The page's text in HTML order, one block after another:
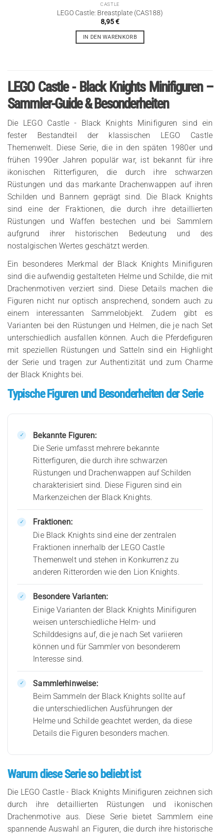
CASTLE
LEGO Castle: Breastplate (CAS188)
8,95€
IN DEN WARENKORB
LEGO Castle - Black Knights Minifiguren –
Sammler-Guide & Besonderheiten
Die LEGO Castle - Black Knights Minifiguren sind ein
fester Bestandteil der klassischen LEGO Castle
Themenwelt. Diese Serie, die in den späten 1980er und
frühen 1990er Jahren populär war, ist bekannt für ihre
ikonischen Ritterfiguren, die durch ihre schwarzen
Rüstungen und das markante Drachenwappen auf ihren
Schilden und Bannern geprägt sind. Die Black Knights
sind eine der Fraktionen, die durch ihre detaillierten
Rüstungen und Waffen bestechen und bei Sammlern
aufgrund ihrer historischen Bedeutung und des
nostalgischen Wertes geschätzt werden.
Ein besonderes Merkmal der Black Knights Minifiguren
sind die aufwendig gestalteten Helme und Schilde, die mit
Drachenmotiven verziert sind. Diese Details machen die
Figuren nicht nur optisch ansprechend, sondern auch zu
einem interessanten Sammelobjekt. Zudem gibt es
Varianten bei den Rüstungen und Helmen, die je nach Set
unterschiedlich ausfallen können. Auch die Pferdefiguren
mit speziellen Rüstungen und Satteln sind ein Highlight
der Serie und tragen zur Authentizität und zum Charme
der Black Knights bei.
Typische Figuren und Besonderheiten der Serie
Bekannte Figuren:
Die Serie umfasst mehrere bekannte
Ritterfiguren, die durch ihre schwarzen
Rüstungen und Drachenwappen auf Schilden
charakterisiert sind. Diese Figuren sind ein
Markenzeichen der Black Knights.
Fraktionen:
Die Black Knights sind eine der zentralen
Fraktionen innerhalb der LEGO Castle
Themenwelt und stehen in Konkurrenz zu
anderen Ritterorden wie den Lion Knights.
Besondere Varianten:
Einige Varianten der Black Knights Minifiguren
weisen unterschiedliche Helm- und
Schilddesigns auf, die je nach Set variieren
können und für Sammler von besonderem
Interesse sind.
Sammlerhinweise:
Beim Sammeln der Black Knights sollte auf
die unterschiedlichen Ausführungen der
Helme und Schilde geachtet werden, da diese
Details die Figuren besonders machen.
Warum diese Serie so beliebt ist
Die LEGO Castle - Black Knights Minifiguren zeichnen sich
durch ihre detaillierten Rüstungen und ikonischen
Drachenmotive aus. Diese Serie bietet Sammlern eine
spannende Auswahl an Figuren, die durch ihre historische